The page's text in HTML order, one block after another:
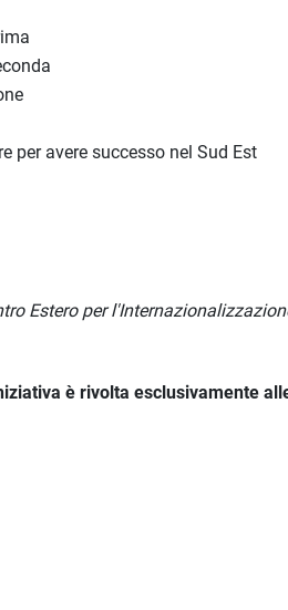
per avere successo nel Sud Est
Estero per
è rivolta esclusivamente